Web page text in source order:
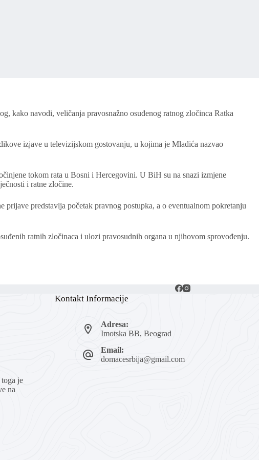
kako navodi, veličanja pravosnažno osuđenog ratnog zločinca Ratka
izjave u televizijskom gostovanju, u kojima je Mladića nazvao
tokom rata u Bosni i Hercegovini. U BiH su na snazi izmjene
i ratne zločine.
predstavlja početak pravnog postupka, a o eventualnom pokretanju
ratnih zločinaca i ulozi pravosudnih organa u njihovom sprovođenju.
je
na
Kontakt Informacije
Adresa:
Imotska BB, Beograd
Email:
domacesrbija@gmail.com